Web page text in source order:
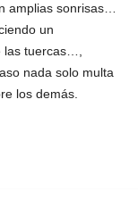
amplias sonrisas…
un
las tuercas…,
nada solo multa
los demás.